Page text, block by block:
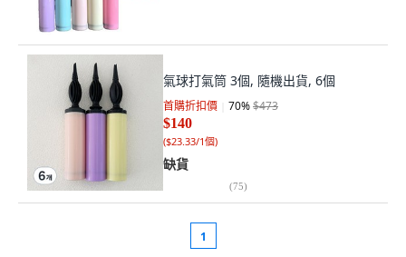
氣球打氣筒 3個, 隨機出貨, 6個
首購折扣價 70%$473
$140
($23.33/1個)
缺貨
(75)
1